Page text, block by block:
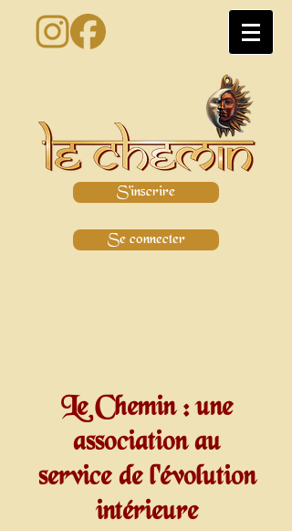
S'inscrire
Se connecter
Le Chemin : une
association au
service de l'évolution
intérieure